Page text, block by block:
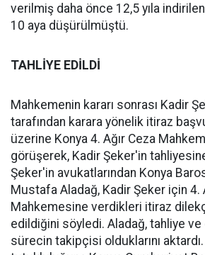
verilmiş daha önce 12,5 yıla indirilen
10 aya düşürülmüştü.
TAHLİYE EDİLDİ
Mahkemenin kararı sonrası Kadir
tarafından karara yönelik itiraz
üzerine Konya 4. Ağır Ceza
görüşerek, Kadir Şeker'in
Şeker'in avukatlarından Konya
Mustafa Aladağ, Kadir Şeker için 4.
Mahkemesine verdikleri itiraz
edildiğini söyledi. Aladağ, tahliye ve
sürecin takipçisi olduklarını